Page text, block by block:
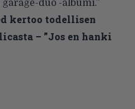
duo -albumi.”
kertoo todellisen
– ”Jos en hanki